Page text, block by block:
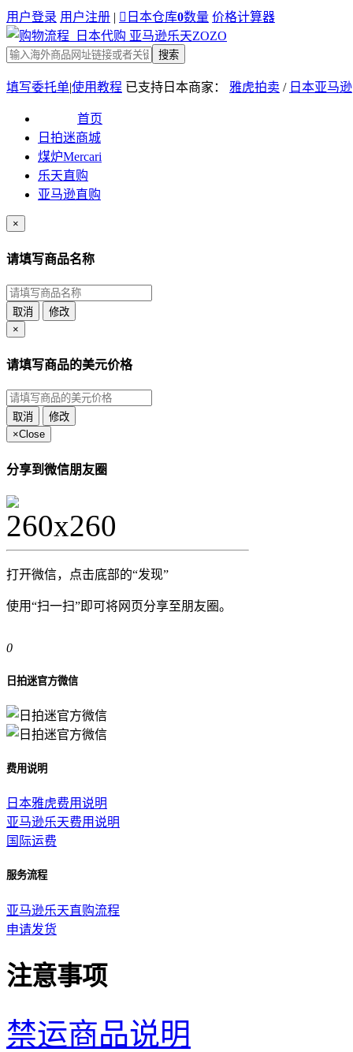
用户登录 用户注册 |  日本仓库0数量 价格计算器
搜索
填写委托单|使用教程 已支持日本商家： 雅虎拍卖 / 日本亚马逊
首页
日拍迷商城
煤炉Mercari
乐天直购
亚马逊直购
×
请填写商品名称
取消
修改
×
请填写商品的美元价格
取消
修改
×Close
分享到微信朋友圈
打开微信，点击底部的“发现”
使用“扫一扫”即可将网页分享至朋友圈。
0
日拍迷官方微信
费用说明
日本雅虎费用说明
亚马逊乐天费用说明
国际运费
服务流程
亚马逊乐天直购流程
申请发货
注意事项
禁运商品说明